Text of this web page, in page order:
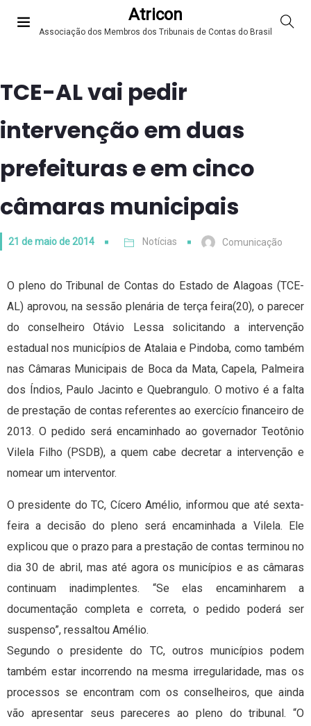
Atricon
Associação dos Membros dos Tribunais de Contas do Brasil
TCE-AL vai pedir
intervenção em duas
prefeituras e em cinco
câmaras municipais
21 de maio de 2014 Notícias Comunicação
O pleno do Tribunal de Contas do Estado de Alagoas (TCE-
AL) aprovou, na sessão plenária de terça feira(20), o parecer
do conselheiro Otávio Lessa solicitando a intervenção
estadual nos municípios de Atalaia e Pindoba, como também
nas Câmaras Municipais de Boca da Mata, Capela, Palmeira
dos Índios, Paulo Jacinto e Quebrangulo. O motivo é a falta
de prestação de contas referentes ao exercício financeiro de
2013. O pedido será encaminhado ao governador Teotônio
Vilela Filho (PSDB), a quem cabe decretar a intervenção e
nomear um interventor.
O presidente do TC, Cícero Amélio, informou que até sexta-
feira a decisão do pleno será encaminhada a Vilela. Ele
explicou que o prazo para a prestação de contas terminou no
dia 30 de abril, mas até agora os municípios e as câmaras
continuam inadimplentes. “Se elas encaminharem a
documentação completa e correta, o pedido poderá ser
suspenso”, ressaltou Amélio.
Segundo o presidente do TC, outros municípios podem
também estar incorrendo na mesma irregularidade, mas os
processos se encontram com os conselheiros, que ainda
vão apresentar seus pareceres ao pleno do tribunal. “O